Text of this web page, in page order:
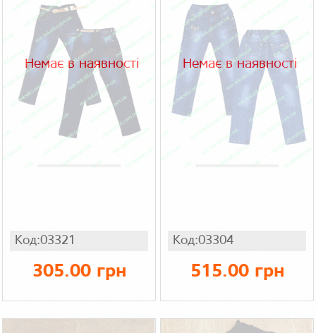
Немає в наявності
Код:03321
305.00 грн
Немає в наявності
Код:03304
515.00 грн